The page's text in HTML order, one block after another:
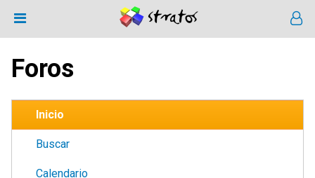
Foros
Inicio
Buscar
Calendario